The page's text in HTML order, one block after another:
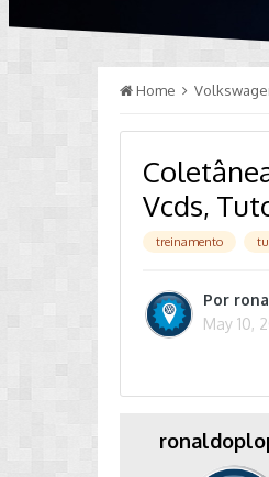
Home
Vcds,
treinamento
Por
May 10,